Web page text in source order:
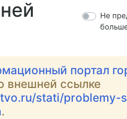
Не
портал
внешней ссылке
stati/problemy-
.